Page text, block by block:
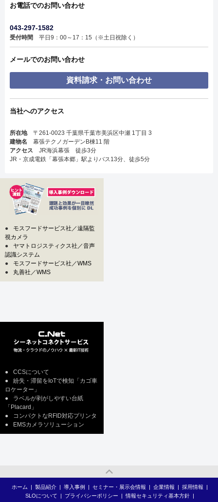
お電話でのお問い合わせ
043-297-1582
受付時間 平日9：00～17：15（※土日祝除く）
メールでのお問い合わせ
資料請求・お問い合わせ
当社へのアクセス
所在地〒261-0023 千葉県千葉市美浜区中瀬 1丁目 3
建物名 幕張テクノガーデンB棟11 階
アクセス JR海浜幕張 徒歩3分
JR・京成電鉄「幕張本郷」駅よりバス13分、徒歩5分
●
モスフードサービス社／遠隔監
視カメラ
●
ヤマトロジスティクス社／音声
認識システム
●
モスフードサービス社／WMS
●
丸善社／WMS
●
CCSについて
●
紛失・滞留をIoTで検知「カゴ車
ロケーター」
●
ラベルが剥がしやすい台紙
「Placard」
●
コンパクトなRFID対応プリンタ
●
EMSカメラソリューション
ホーム | 製品紹介 | 導入事例 | セミナー・展示会情報 | 企業情報 | 採用情報
|
SLOについて
| プライバシーポリシー | 情報セキュリティ基本方針 |